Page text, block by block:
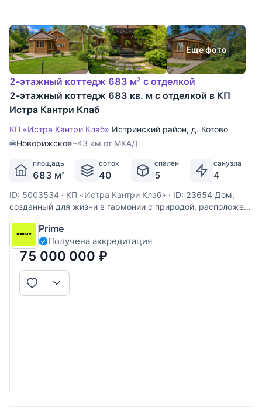
Еще фото
2-этажный коттедж 683 м² с отделкой
2-этажный коттедж 683 кв. м с отделкой в КП
Истра Кантри Клаб
КП «Истра Кантри Клаб» Истринский район, д. Котово
Новорижское~43 км от МКАД
площадь
683 м2
соток
40
спален
5
санузла
4
ID: 5003534 · КП «Истра Кантри Клаб» · ID: 23654 Дом,
созданный для жизни в гармонии с природой, расположен
в престижном коттеджном поселке Истра Кантри Клаб. Это
эксклюзивное предложение представляет собой
полностью готовое решение для тех, кто ценит время:
домовладение площадью 495 м²
Prime
Получена аккредитация
75 000 000 ₽